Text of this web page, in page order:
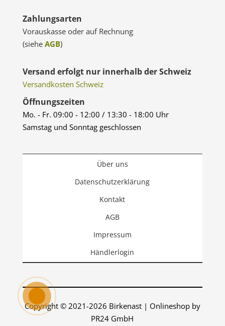
Zahlungsarten
Vorauskasse oder auf Rechnung
(siehe AGB)
Versand erfolgt nur innerhalb der Schweiz
Versandkosten Schweiz
Öffnungszeiten
Mo. - Fr. 09:00 - 12:00 / 13:30 - 18:00 Uhr
Samstag und Sonntag geschlossen
Über uns
Datenschutzerklärung
Kontakt
AGB
Impressum
Händlerlogin
Copyright © 2021-2026 Birkenast | Onlineshop by
PR24 GmbH